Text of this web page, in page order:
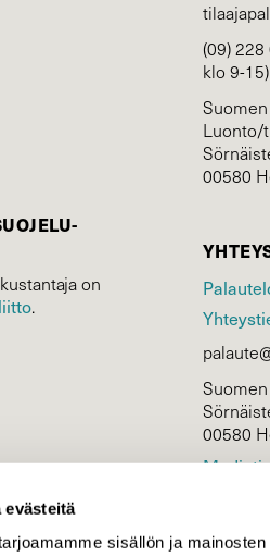
evästeitä
sisällön ja
on
.
(09)
klo 9-15)
Suomen
Luonto/
00580
00580